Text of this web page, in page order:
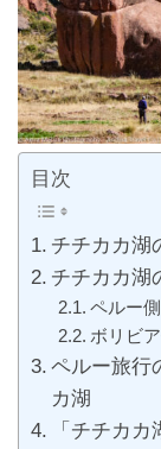
目次
チチカカ湖
チチカカ湖
ペルー側
ボリビ
ペルー旅行
カ湖
「チチカ